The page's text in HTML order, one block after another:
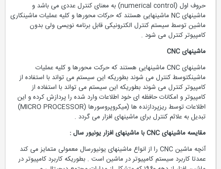
حروف اول (numerical control) به معنای کنترل عددی می باشد و
ماشینهای NC ماشینهایی هستند که حرکات محورها و کلیه عملیات ماشینکاری
ماشین توسط سیستم کنترل الکترونیکی قابل برنامه نویسی ولی بدون
کامپیوتر کنترل می شود .
ماشینهایCNC
ماشینهای CNC ماشینهایی هستند که حرکت محورها و کلیه عملیات
ماشینکتوسط کنترل می شوند بطوریکه این سیستم می تواند با استفاده از
کامپیوتر کنترل می شوند بطوریکه این سیستم می تواند با استفاده از
کامپیوتر و امکانات حافظه ای خود اطلاعات وارد شده را پردازش کرده و این
اطلاعات توسط ریزپردازنده ها (میکروپروسورها (MICRO PROCESSOR)
تبدیل به علائم کنترل برای ماشینهای افزار می گردد .
مقایسه ماشینهایCNCبا ماشینهای افزار یونیور سال :
آنچه ماشین CNC را از انواع ماشینهای یونیورسال معمولی متمایز می کند
عمدتا کاربرد سیستم کامپیوتر در ماشین است . بطوریکه کاربرد کامپیوتر در